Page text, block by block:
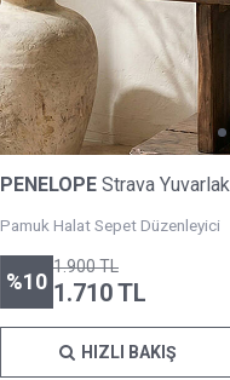
PENELOPE Strava
Pamuk Halat Sepet Düzenleyici
%10
1.900TL
1.710TL
HIZLI BAKIŞ